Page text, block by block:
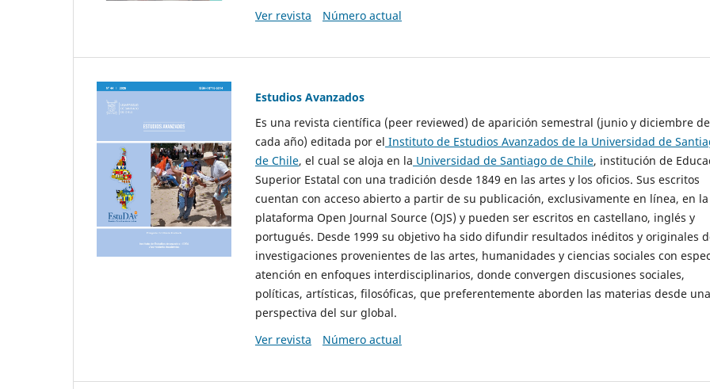
Ver revista
Número actual
Estudios Avanzados
Es una revista científica (peer reviewed) de aparición semestral (junio y diciembre de
cada año) editada por el Instituto de Estudios Avanzados de la Universidad de
de Chile, el cual se aloja en la Universidad de Santiago de Chile, institución de
Superior Estatal con una tradición desde 1849 en las artes y los oficios. Sus escritos
cuentan con acceso abierto a partir de su publicación, exclusivamente en línea, en la
plataforma Open Journal Source (OJS) y pueden ser escritos en castellano, inglés y
portugués. Desde 1999 su objetivo ha sido difundir resultados inéditos y originales
investigaciones provenientes de las artes, humanidades y ciencias sociales con
atención en enfoques interdisciplinarios, donde convergen discusiones sociales,
políticas, artísticas, filosóficas, que preferentemente aborden las materias desde una
perspectiva del sur global.
Ver revista
Número actual